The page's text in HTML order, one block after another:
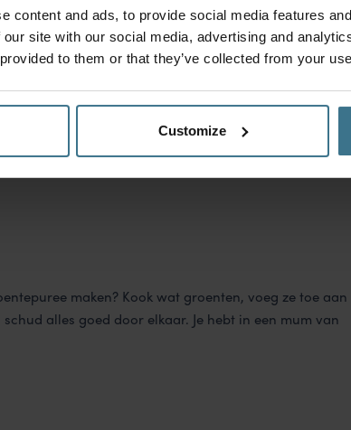
content and ads, to provide social media features
site with our social media, advertising and
to them or that they’ve collected from your
Customize
de ingrediënten goed door elkaar en laat het
heerlijk en gezond ontbijtje klaar!
voor het maken van sauzen en marinades. Voeg de
goed en je hebt een heerlijke smaakmaker die je
maken? Kook wat groenten, voeg ze toe aan
alles goed door elkaar. Je hebt in een mum van